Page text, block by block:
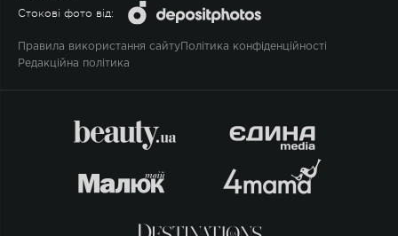
Стокові фото від:
Правила використання сайту Політика конфіденційності
Редакційна політика